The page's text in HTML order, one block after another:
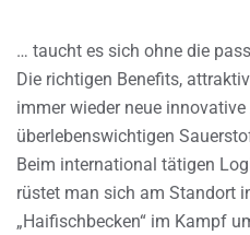
… taucht es sich ohne die
Die richtigen Benefits,
immer wieder neue
überlebenswichtigen
Beim international tätigen
rüstet man sich am Standort
„Haifischbecken“ im Kampf